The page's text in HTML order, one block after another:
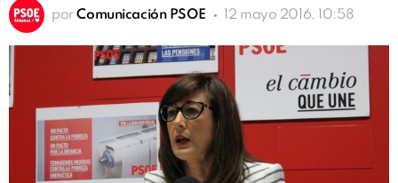
por Comunicación PSOE 12 mayo 2016, 10:58